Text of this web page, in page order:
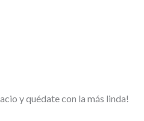
y quédate con la más linda!